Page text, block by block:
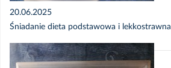
20.06.2025
Śniadanie dieta podstawowa i lekkostrawna